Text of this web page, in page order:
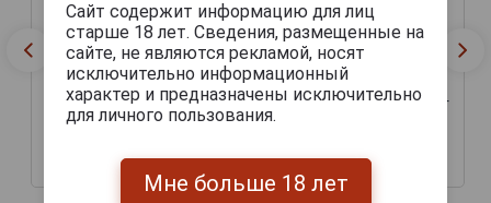
Monluc 1984 years
Арманьяк Монлюк 1984г
0.7л в деревянной
20 432 руб.
Monluc 1984 years
Арманьяк Монлюк 1984г
14 595 руб.
Сайт содержит информацию для лиц
старше 18 лет. Сведения, размещенные на
сайте, не являются рекламой, носят
исключительно информационный
характер и предназначены исключительно
для личного пользования.
Мне больше 18 лет